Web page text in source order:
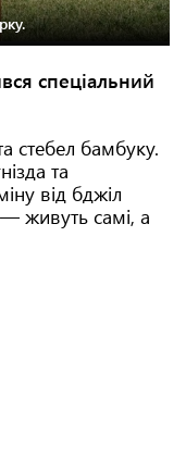
спеціальний
стебел бамбуку.
та
від бджіл
живуть самі, а